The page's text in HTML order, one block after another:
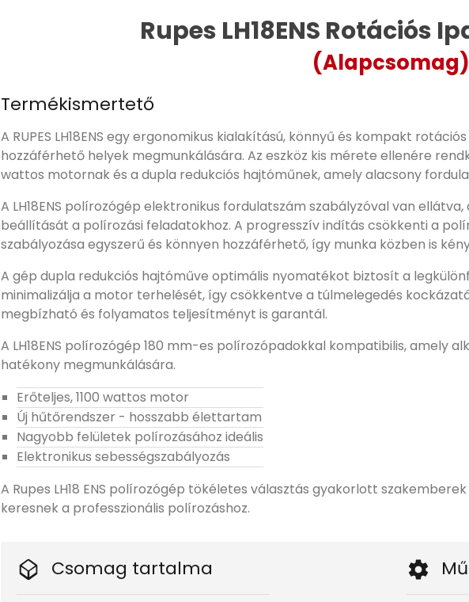
Rupes LH18ENS Rotációs
(Alapcsomag)
Termékismertető
A RUPES LH18ENS egy ergonomikus kialakítású, könnyű és kompakt
hozzáférhető helyek megmunkálására. Az eszköz kis mérete ellenére
wattos motornak és a dupla redukciós hajtóműnek, amely alacsony
A LH18ENS polírozógép elektronikus fordulatszám szabályzóval van
beállítását a polírozási feladatokhoz. A progresszív indítás csökkenti a
szabályozása egyszerű és könnyen hozzáférhető, így munka közben is
A gép dupla redukciós hajtóműve optimális nyomatékot biztosít a
minimalizálja a motor terhelését, így csökkentve a túlmelegedés
megbízható és folyamatos teljesítményt is garantál.
A LH18ENS polírozógép 180 mm-es polírozópadokkal kompatibilis, amely
hatékony megmunkálására.
Erőteljes, 1100 wattos motor
Új hűtőrendszer - hosszabb élettartam
Nagyobb felületek polírozásához ideális
Elektronikus sebességszabályozás
A Rupes LH18 ENS polírozógép tökéletes választás gyakorlott
keresnek a professzionális polírozáshoz.
Csomag tartalma